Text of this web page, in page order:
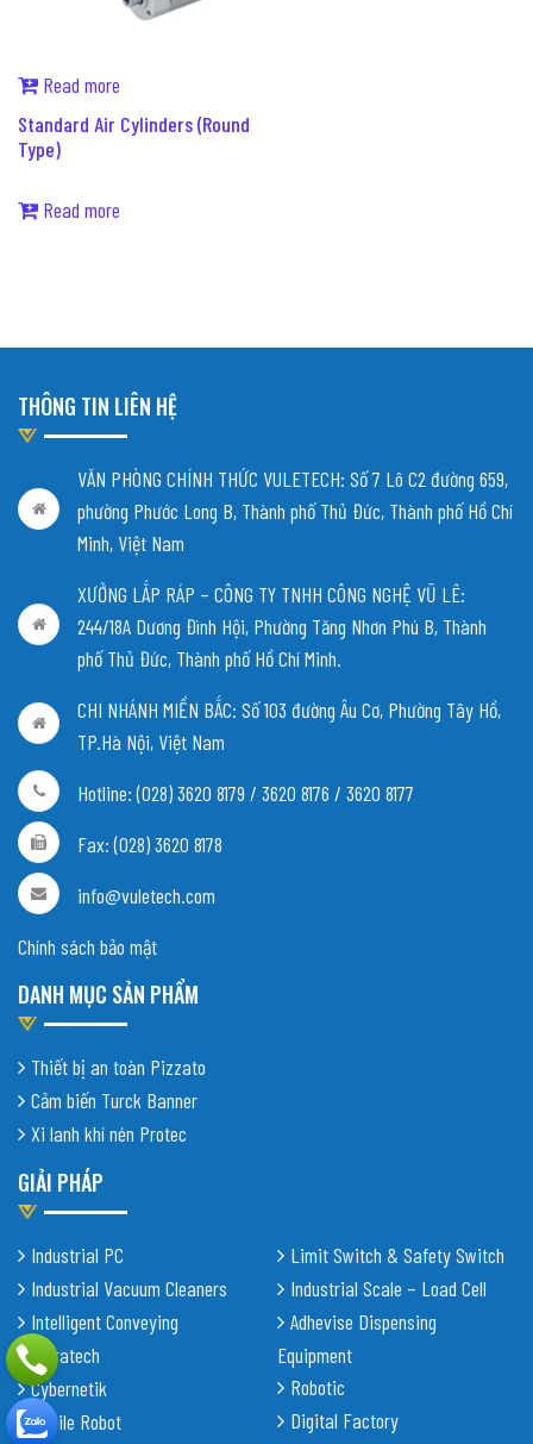
Read more
Standard Air Cylinders (Round
Type)
Read more
THÔNG TIN LIÊN HỆ
VĂN PHÒNG CHÍNH THỨC VULETECH: Số 7 Lô C2 đường 659,
phường Phước Long B, Thành phố Thủ Đức, Thành phố Hồ Chí
Minh, Việt Nam
XƯỞNG LẮP RÁP – CÔNG TY TNHH CÔNG NGHỆ VŨ LÊ:
244/18A Dương Đình Hội, Phường Tăng Nhơn Phú B, Thành
phố Thủ Đức, Thành phố Hồ Chí Minh.
CHI NHÁNH MIỀN BẮC: Số 103 đường Âu Cơ, Phường Tây Hồ,
TP.Hà Nội, Việt Nam
Hotline: (028) 3620 8179 / 3620 8176 / 3620 8177
Fax: (028) 3620 8178
info@vuletech.com
Chính sách bảo mật
DANH MỤC SẢN PHẨM
Thiết bị an toàn Pizzato
Cảm biến Turck Banner
Xi lanh khí nén Protec
GIẢI PHÁP
Industrial PC
Industrial Vacuum Cleaners
Intelligent Conveying
Shiratech
Cybernetik
Mobile Robot
Limit Switch & Safety Switch
Industrial Scale – Load Cell
Adhevise Dispensing
Equipment
Robotic
Digital Factory